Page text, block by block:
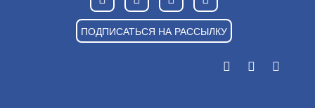
ПОДПИСАТЬСЯ НА РАССЫЛКУ